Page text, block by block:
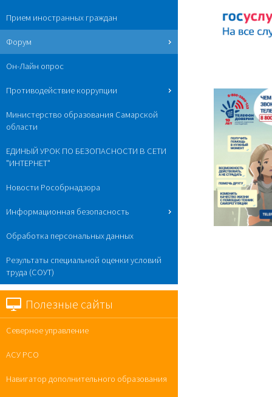
Прием иностранных граждан
Форум
Он-Лайн опрос
Противодействие коррупции
Министерство образования Самарской
области
ЕДИНЫЙ УРОК ПО БЕЗОПАСНОСТИ В СЕТИ
"ИНТЕРНЕТ"
Новости Рособрнадзора
Информационная безопасность
Обработка персональных данных
Результаты специальной оценки условий
труда (СОУТ)
Полезные сайты
Северное управление
АСУ РСО
Навигатор дополнительного образования